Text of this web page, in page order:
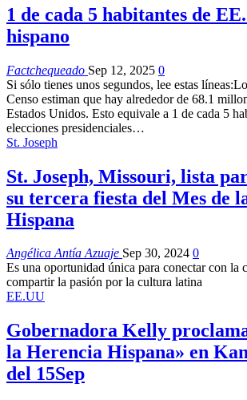
1 de cada 5 habitantes de
hispano
Factchequeado Sep 12, 2025 0
Si sólo tienes unos segundos, lee estas
Censo estiman que hay alrededor de 68.1
Estados Unidos. Esto equivale a 1 de cada 5
elecciones presidenciales…
St. Joseph
St. Joseph, Missouri, lista
su tercera fiesta del Mes de
Hispana
Angélica Antía Azuaje Sep 30, 2024 0
Es una oportunidad única para conectar con la
compartir la pasión por la cultura latina
EE.UU
Gobernadora Kelly
la Herencia Hispana» en
del 15Sep